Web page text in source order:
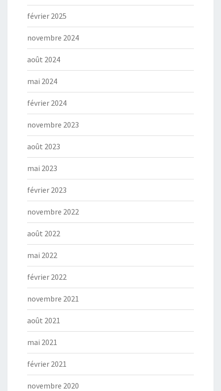
février 2025
novembre 2024
août 2024
mai 2024
février 2024
novembre 2023
août 2023
mai 2023
février 2023
novembre 2022
août 2022
mai 2022
février 2022
novembre 2021
août 2021
mai 2021
février 2021
novembre 2020